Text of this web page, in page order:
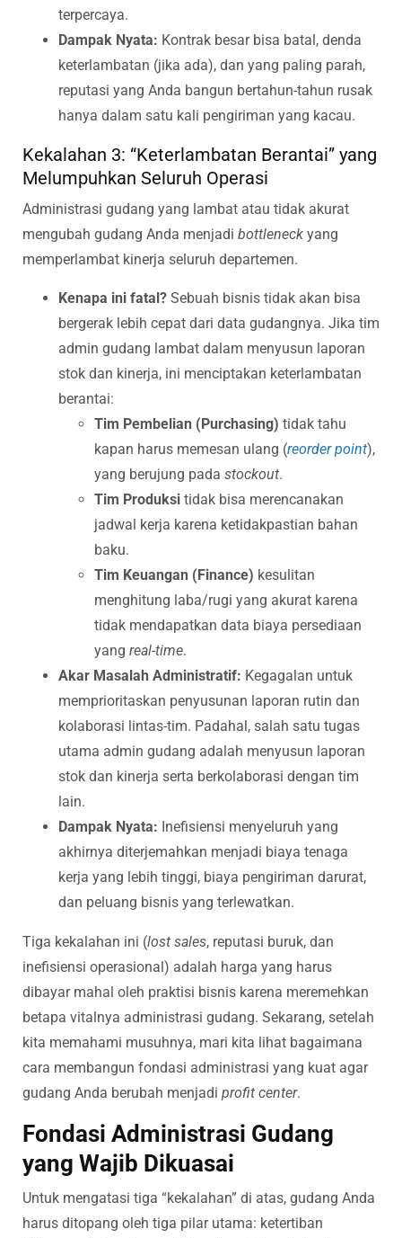
terpercaya.
Dampak Nyata: Kontrak besar bisa batal, denda
keterlambatan (jika ada), dan yang paling parah,
reputasi yang Anda bangun bertahun-tahun rusak
hanya dalam satu kali pengiriman yang kacau.
Kekalahan 3: “Keterlambatan Berantai” yang
Melumpuhkan Seluruh Operasi
Administrasi gudang yang lambat atau tidak akurat
mengubah gudang Anda menjadi bottleneck yang
memperlambat kinerja seluruh departemen.
Kenapa ini fatal? Sebuah bisnis tidak akan bisa
bergerak lebih cepat dari data gudangnya. Jika tim
admin gudang lambat dalam menyusun laporan
stok dan kinerja, ini menciptakan keterlambatan
berantai:
Tim Pembelian (Purchasing) tidak tahu
kapan harus memesan ulang (reorder point),
yang berujung pada stockout.
Tim Produksi tidak bisa merencanakan
jadwal kerja karena ketidakpastian bahan
baku.
Tim Keuangan (Finance) kesulitan
menghitung laba/rugi yang akurat karena
tidak mendapatkan data biaya persediaan
yang real-time.
Akar Masalah Administratif: Kegagalan untuk
memprioritaskan penyusunan laporan rutin dan
kolaborasi lintas-tim. Padahal, salah satu tugas
utama admin gudang adalah menyusun laporan
stok dan kinerja serta berkolaborasi dengan tim
lain.
Dampak Nyata: Inefisiensi menyeluruh yang
akhirnya diterjemahkan menjadi biaya tenaga
kerja yang lebih tinggi, biaya pengiriman darurat,
dan peluang bisnis yang terlewatkan.
Tiga kekalahan ini (lost sales, reputasi buruk, dan
inefisiensi operasional) adalah harga yang harus
dibayar mahal oleh praktisi bisnis karena meremehkan
betapa vitalnya administrasi gudang. Sekarang, setelah
kita memahami musuhnya, mari kita lihat bagaimana
cara membangun fondasi administrasi yang kuat agar
gudang Anda berubah menjadi profit center.
Fondasi Administrasi Gudang
yang Wajib Dikuasai
Untuk mengatasi tiga “kekalahan” di atas, gudang Anda
harus ditopang oleh tiga pilar utama: ketertiban